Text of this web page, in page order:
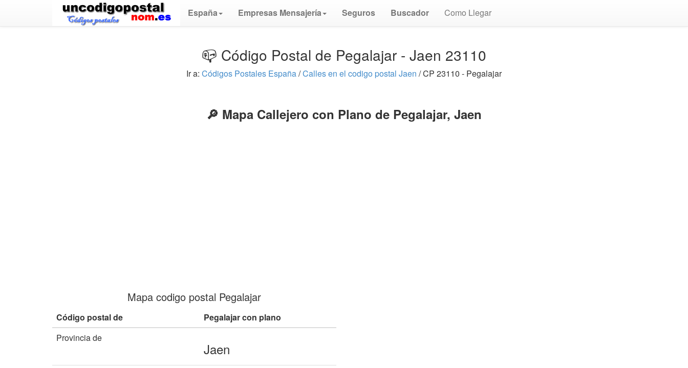
España Empresas Mensajería Seguros Buscador Como Llegar
📪 Código Postal de Pegalajar - Jaen 23110
Ir a: Códigos Postales España/Calles en el codigo postal Jaen / CP 23110 - Pegalajar
🔎 Mapa Callejero con Plano de Pegalajar, Jaen
Mapa codigo postal Pegalajar
Código postal de
Pegalajar con plano
Provincia de
Jaen